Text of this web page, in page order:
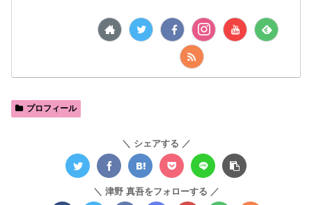
プロフィール
シェアする
津野 真吾をフォローする